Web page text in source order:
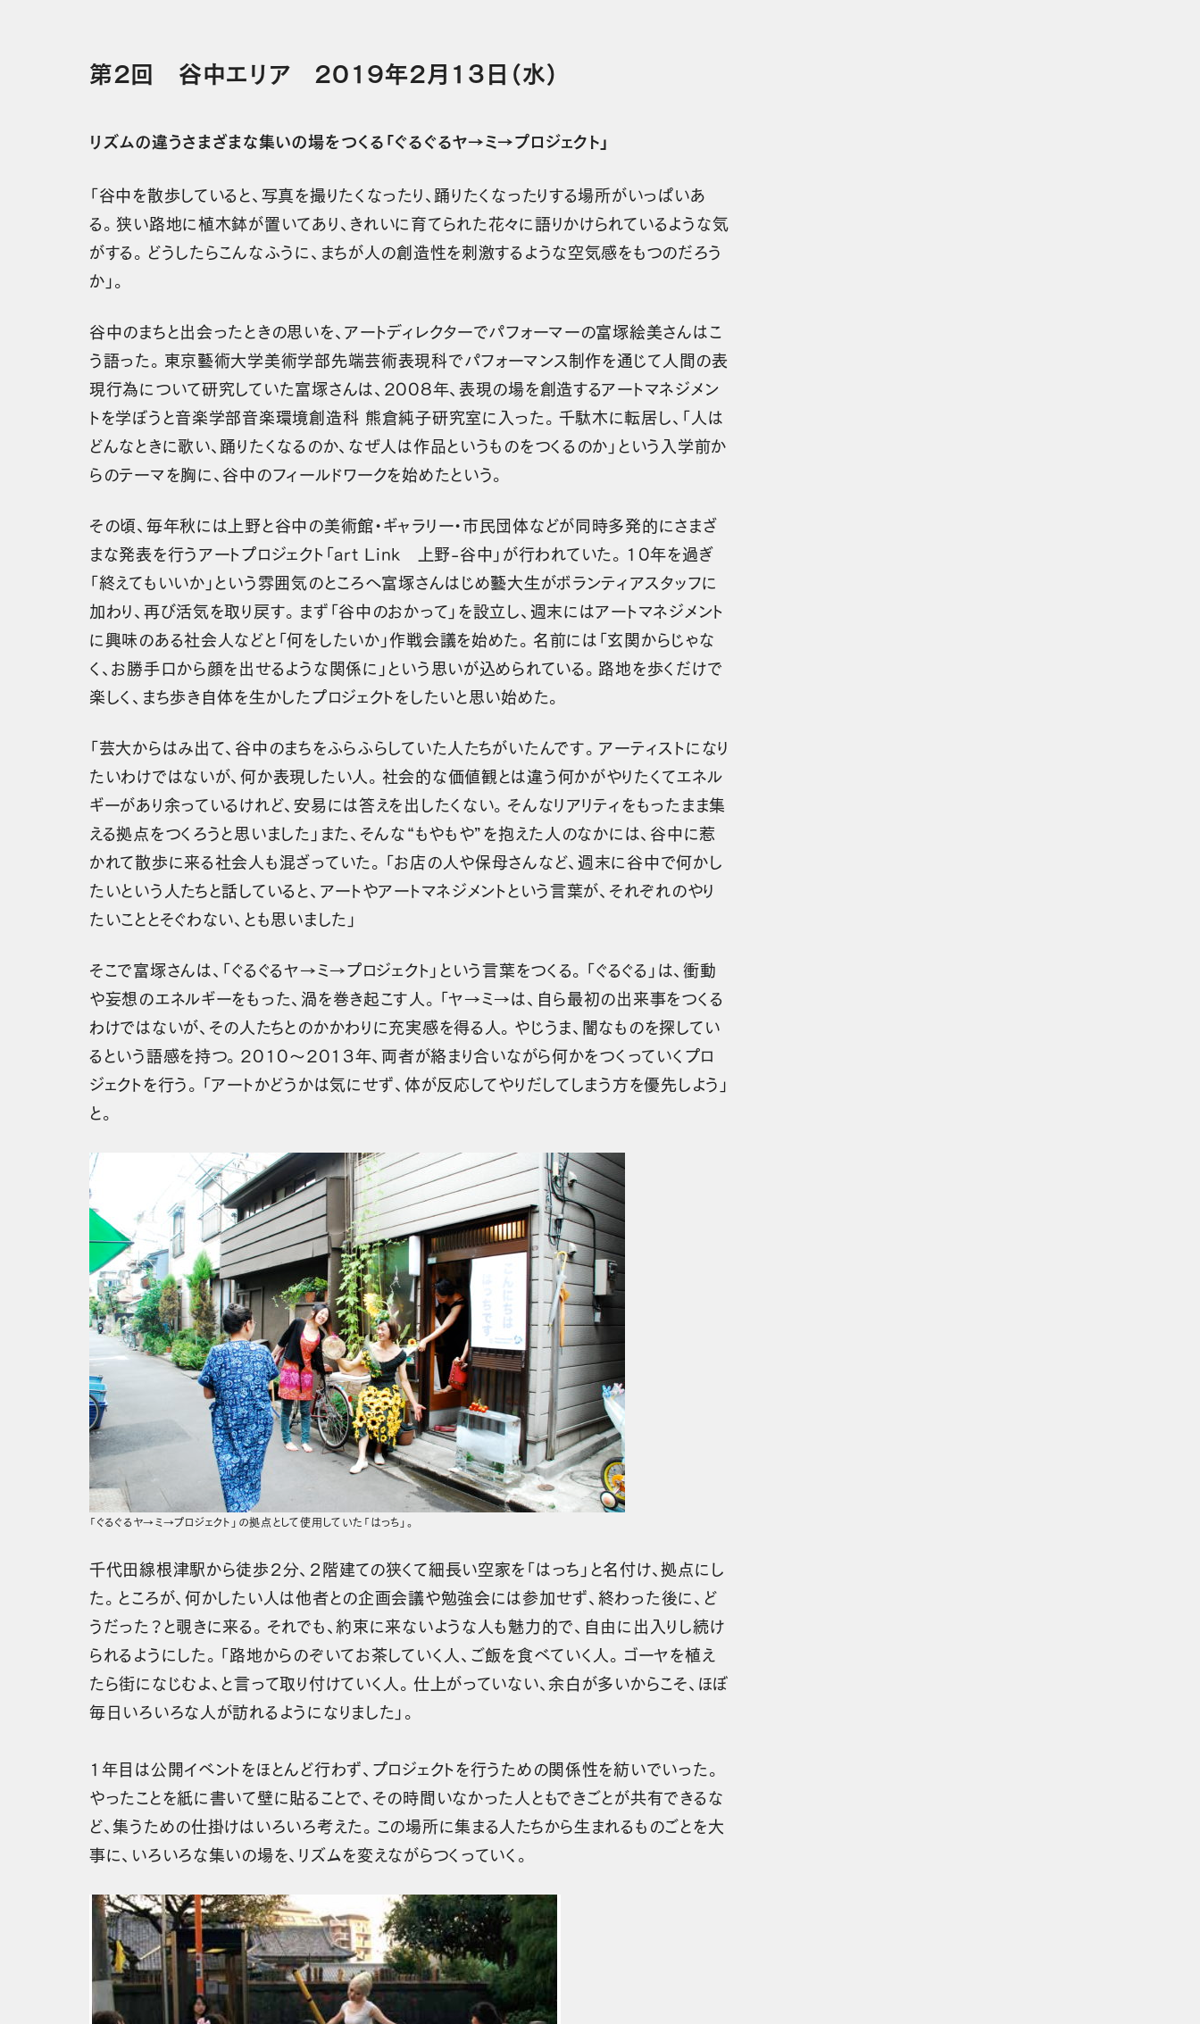
第2回 谷中エリア 2019年2月13日（水）
リズムの違うさまざまな集いの場をつくる「ぐるぐるヤ→ミ→プロジェクト」
「谷中を散歩していると、写真を撮りたくなったり、踊りたくなったりする場所がいっぱいあ
る。狭い路地に植木鉢が置いてあり、きれいに育てられた花々に語りかけられているような気
がする。どうしたらこんなふうに、まちが人の創造性を刺激するような空気感をもつのだろう
か」。
谷中のまちと出会ったときの思いを、アートディレクターでパフォーマーの富塚絵美さんはこ
う語った。東京藝術大学美術学部先端芸術表現科でパフォーマンス制作を通じて人間の表
現行為について研究していた富塚さんは、2008年、表現の場を創造するアートマネジメン
トを学ぼうと音楽学部音楽環境創造科 熊倉純⼦研究室に⼊った。千駄木に転居し、「人は
どんなときに歌い、踊りたくなるのか、なぜ人は作品というものをつくるのか」という入学前か
らのテーマを胸に、谷中のフィールドワークを始めたという。
その頃、毎年秋には上野と谷中の美術館・ギャラリー・市民団体などが同時多発的にさまざ
まな発表を行うアートプロジェクト「art Link 上野-谷中」が行われていた。10年を過ぎ
「終えてもいいか」という雰囲気のところへ富塚さんはじめ藝大生がボランティアスタッフに
加わり、再び活気を取り戻す。まず「谷中のおかって」を設立し、週末にはアートマネジメント
に興味のある社会人などと「何をしたいか」作戦会議を始めた。名前には「玄関からじゃな
く、お勝手口から顔を出せるような関係に」という思いが込められている。路地を歩くだけで
楽しく、まち歩き自体を生かしたプロジェクトをしたいと思い始めた。
「芸大からはみ出て、谷中のまちをふらふらしていた人たちがいたんです。アーティストになり
たいわけではないが、何か表現したい人。社会的な価値観とは違う何かがやりたくてエネル
ギーがあり余っているけれど、安易には答えを出したくない。そんなリアリティをもったまま集
える拠点をつくろうと思いました」また、そんな“もやもや”を抱えた人のなかには、谷中に惹
かれて散歩に来る社会人も混ざっていた。「お店の人や保母さんなど、週末に谷中で何かし
たいという人たちと話していると、アートやアートマネジメントという言葉が、それぞれのやり
たいこととそぐわない、とも思いました」
そこで富塚さんは、「ぐるぐるヤ→ミ→プロジェクト」という言葉をつくる。「ぐるぐる」は、衝動
や妄想のエネルギーをもった、渦を巻き起こす人。「ヤ→ミ→は、自ら最初の出来事をつくる
わけではないが、その人たちとのかかわりに充実感を得る人。やじうま、闇なものを探してい
るという語感を持つ。2010〜2013年、両者が絡まり合いながら何かをつくっていくプロ
ジェクトを行う。「アートかどうかは気にせず、体が反応してやりだしてしまう方を優先しよう」
と。
「ぐるぐるヤ→ミ→プロジェクト」の拠点として使用していた「はっち」。
千代田線根津駅から徒歩２分、２階建ての狭くて細長い空家を「はっち」と名付け、拠点にし
た。ところが、何かしたい人は他者との企画会議や勉強会には参加せず、終わった後に、ど
うだった？と覗きに来る。それでも、約束に来ないような人も魅力的で、自由に出入りし続け
られるようにした。「路地からのぞいてお茶していく人、ご飯を食べていく人。ゴーヤを植え
たら街になじむよ、と言って取り付けていく人。仕上がっていない、余白が多いからこそ、ほぼ
毎日いろいろな人が訪れるようになりました」。
1年目は公開イベントをほとんど行わず、プロジェクトを行うための関係性を紡いでいった。
やったことを紙に書いて壁に貼ることで、その時間いなかった人ともできごとが共有できるな
ど、集うための仕掛けはいろいろ考えた。この場所に集まる人たちから生まれるものごとを大
事に、いろいろな集いの場を、リズムを変えながらつくっていく。